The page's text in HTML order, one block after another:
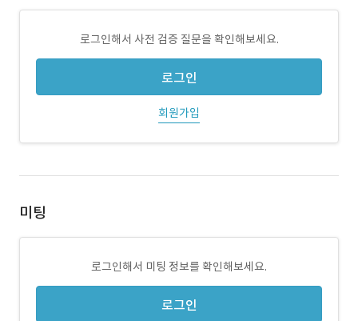
로그인해서 사전 검증 질문을 확인해보세요.
로그인
회원가입
미팅
로그인해서 미팅 정보를 확인해보세요.
로그인